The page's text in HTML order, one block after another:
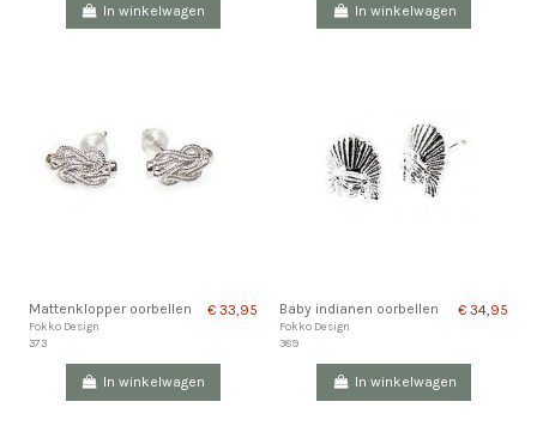
In winkelwagen In winkelwagen
Mattenklopper oorbellen
Fokko Design
373
€ 33,95
In winkelwagen
Baby indianen oorbellen
Fokko Design
389
€ 34,95
In winkelwagen